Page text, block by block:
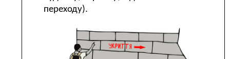
переходу).